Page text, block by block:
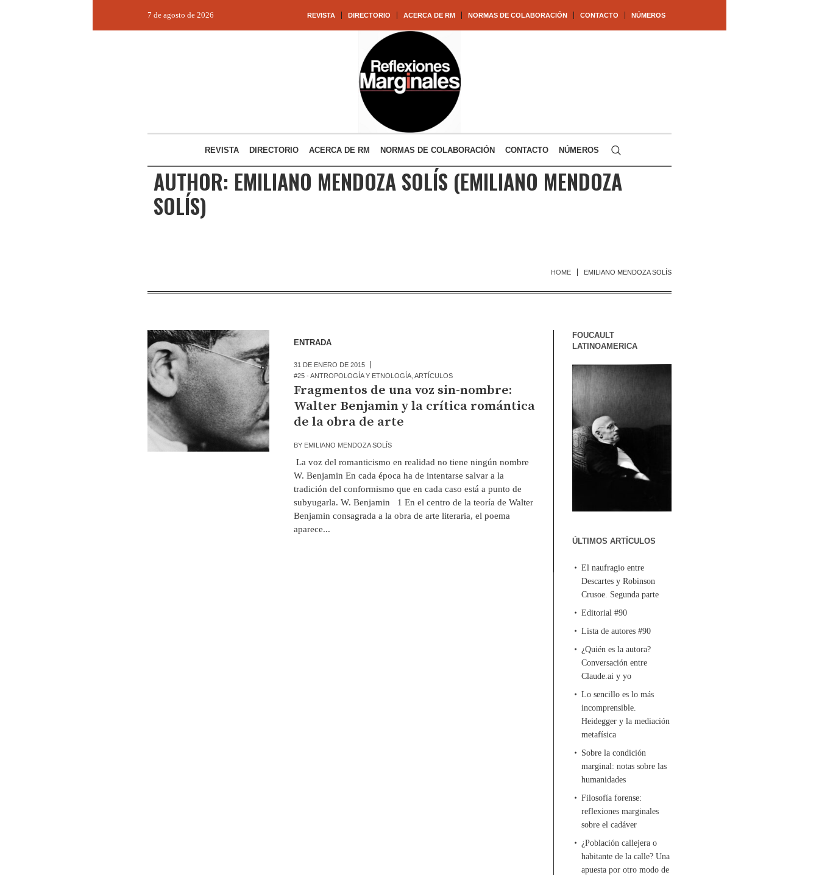
REVISTA DIRECTORIO ACERCA DE RM NORMAS DE COLABORACIÓN CONTACTO NÚMEROS
7 de agosto de 2026
REVISTA DIRECTORIO ACERCA DE RM NORMAS DE COLABORACIÓN CONTACTO NÚMEROS
AUTHOR: EMILIANO MENDOZA SOLÍS (EMILIANO MENDOZA
SOLÍS)
HOME EMILIANO MENDOZA SOLÍS
ENTRADA
31 DE ENERO DE 2015
#25 - ANTROPOLOGÍA Y ETNOLOGÍA, ARTÍCULOS
Fragmentos de una voz sin-nombre:
Walter Benjamin y la crítica romántica
de la obra de arte
BY EMILIANO MENDOZA SOLÍS
La voz del romanticismo en realidad no tiene ningún nombre
W. Benjamin En cada época ha de intentarse salvar a la
tradición del conformismo que en cada caso está a punto de
subyugarla. W. Benjamin 1 En el centro de la teoría de Walter
Benjamin consagrada a la obra de arte literaria, el poema
aparece...
FOUCAULT
LATINOAMERICA
ÚLTIMOS ARTÍCULOS
El naufragio entre
Descartes y Robinson
Crusoe. Segunda parte
Editorial #90
Lista de autores #90
¿Quién es la autora?
Conversación entre
Claude.ai y yo
Lo sencillo es lo más
incomprensible.
Heidegger y la mediación
metafísica
Sobre la condición
marginal: notas sobre las
humanidades
Filosofía forense:
reflexiones marginales
sobre el cadáver
¿Población callejera o
habitante de la calle? Una
apuesta por otro modo de